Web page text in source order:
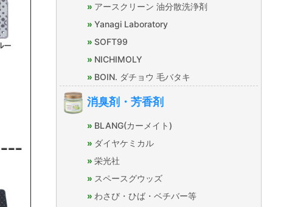
アースクリーン 油分散洗浄剤
Yanagi Laboratory
SOFT99
NICHIMOLY
BOIN. ダチョウ 毛バタキ
消臭剤・芳香剤
BLANG(カーメイト)
ダイヤケミカル
栄光社
スペースグウッズ
わさび・ひば・ベチバー等